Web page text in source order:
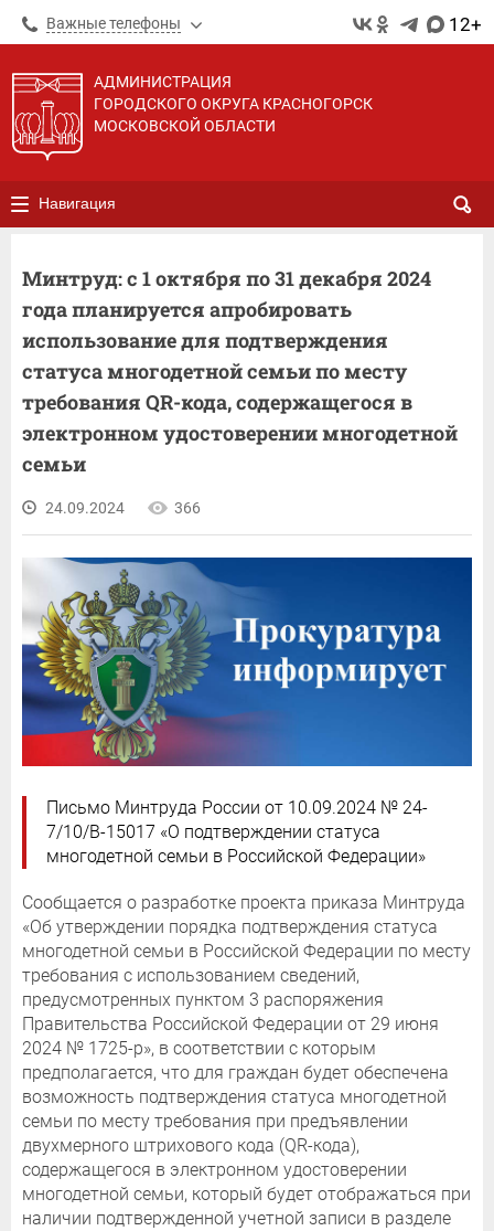
Важные телефоны 12+
АДМИНИСТРАЦИЯ
ГОРОДСКОГО ОКРУГА КРАСНОГОРСК
МОСКОВСКОЙ ОБЛАСТИ
Навигация
Минтруд: с 1 октября по 31 декабря 2024
года планируется апробировать
использование для подтверждения
статуса многодетной семьи по месту
требования QR-кода, содержащегося в
электронном удостоверении многодетной
семьи
24.09.2024 366
Письмо Минтруда России от 10.09.2024 № 24-
7/10/В-15017 «О подтверждении статуса
многодетной семьи в Российской Федерации»
Сообщается о разработке проекта приказа Минтруда
«Об утверждении порядка подтверждения статуса
многодетной семьи в Российской Федерации по месту
требования с использованием сведений,
предусмотренных пунктом 3 распоряжения
Правительства Российской Федерации от 29 июня
2024 № 1725-р», в соответствии с которым
предполагается, что для граждан будет обеспечена
возможность подтверждения статуса многодетной
семьи по месту требования при предъявлении
двухмерного штрихового кода (QR-кода),
содержащегося в электронном удостоверении
многодетной семьи, который будет отображаться при
наличии подтвержденной учетной записи в разделе